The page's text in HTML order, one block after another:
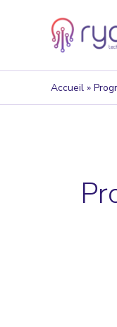
Accueil